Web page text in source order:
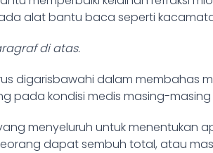
alat bantu baca seperti
di atas.
digarisbawahi dalam membahas
pada kondisi medis masing-
menyeluruh untuk menentukan
dapat sembuh total, atau